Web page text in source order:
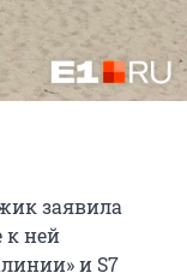
заявила
к ней
и S7